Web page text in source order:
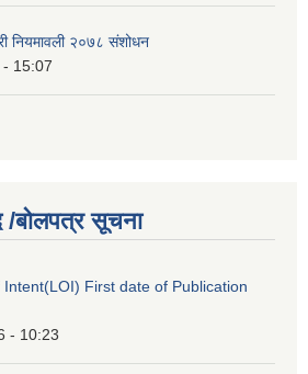
नियमावली २०७८ संशोधन
15:07
/बोलपत्र सूचना
First date of Publication
- 10:23